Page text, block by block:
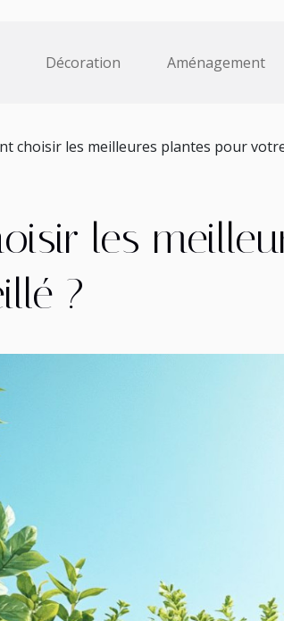
Décoration Aménagement
choisir les meilleures plantes pour
les
?